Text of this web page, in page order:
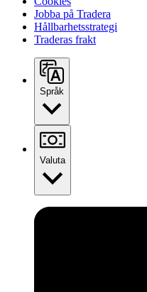
Jobba på Tradera
Hållbarhetsstrategi
Traderas frakt
Språk
Valuta